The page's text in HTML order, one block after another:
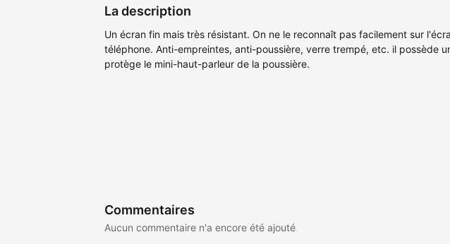
La description
Un écran fin mais très résistant. On ne le reconnaît pas facilement sur
téléphone. Anti-empreintes, anti-poussière, verre trempé, etc. il possède
protège le mini-haut-parleur de la poussière.
Commentaires
Aucun commentaire n'a encore été ajouté